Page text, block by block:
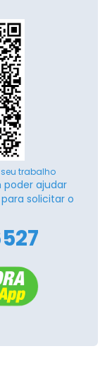
trabalho
ajudar
solicitar o